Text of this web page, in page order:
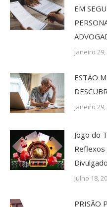
EM
janeiro 29,
ESTÃO
janeiro 29,
Jogo do
Reflexos
julho 18,
PRISÃO